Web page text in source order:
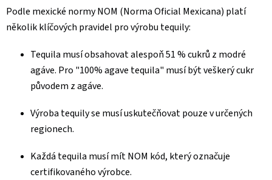
Podle mexické normy NOM (Norma Oficial Mexicana) platí
několik klíčových pravidel pro výrobu tequily:
Tequila musí obsahovat alespoň 51 % cukrů z modré
agáve. Pro "100% agave tequila" musí být veškerý cukr
původem z agáve.
Výroba tequily se musí uskutečňovat pouze v určených
regionech.
Každá tequila musí mít NOM kód, který označuje
certifikovaného výrobce.